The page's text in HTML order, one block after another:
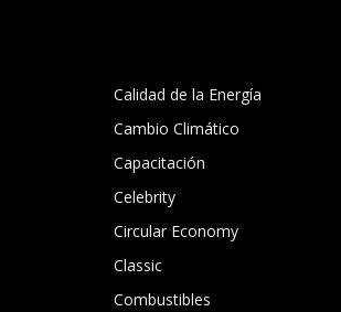
Calidad de la Energía
Cambio Climático
Capacitación
Celebrity
Circular Economy
Classic
Combustibles